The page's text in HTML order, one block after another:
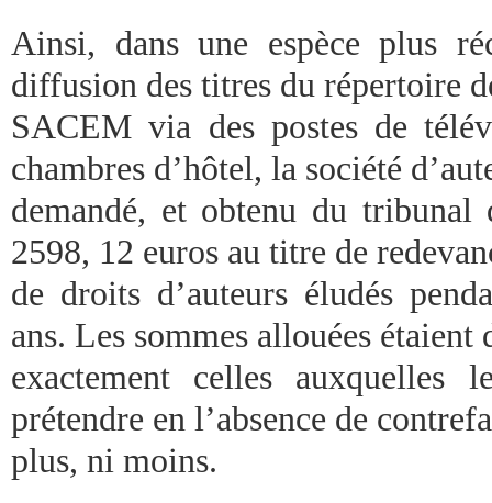
Ainsi, dans une espèce plus
diffusion des titres du répertoire
SACEM via des postes de
chambres d’hôtel, la société
demandé, et obtenu du tribunal
2598, 12 euros au titre de
de droits d’auteurs éludés
ans. Les sommes allouées étaient
exactement celles auxquelles
prétendre en l’absence de
plus, ni moins.